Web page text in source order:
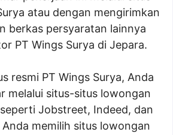
atau dengan mengirimkan
berkas persyaratan lainnya
PT Wings Surya di Jepara.
resmi PT Wings Surya, Anda
melalui situs-situs lowongan
Jobstreet, Indeed, dan
memilih situs lowongan